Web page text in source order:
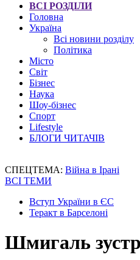
ВСІ РОЗДІЛИ
Головна
Україна
Всі новини розділу
Політика
Місто
Світ
Бізнес
Наука
Шоу-бізнес
Спорт
Lifestyle
БЛОГИ ЧИТАЧІВ
СПЕЦТЕМА: Війна в Ірані
ВСІ ТЕМИ
Вступ України в ЄС
Теракт в Барселоні
Шмигаль